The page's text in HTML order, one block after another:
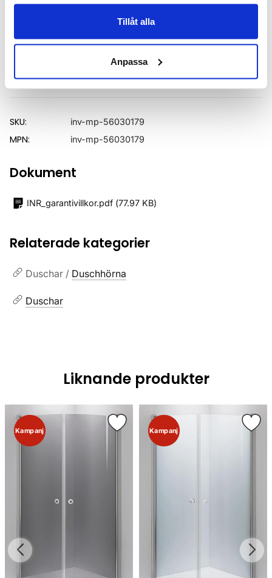
Tillåt alla
Anpassa
Serie Linc
Mattsvarta profiler
SKU: inv-mp-56030179
MPN: inv-mp-56030179
Dokument
INR_garantivillkor.pdf (77.97 KB)
Relaterade kategorier
Duschar / Duschhörna
Duschar
Liknande produkter
Kampanj Kampanj